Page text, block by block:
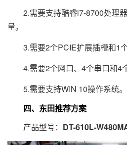
2.需要支持酷睿i7-8700处理器
量。
3.需要2个PCIE扩展插槽和1个
4.需要2个网口、4个串口和4个
5.需要支持WIN 10操作系统。
四、东田推荐方案
产品型号： DT-610L-